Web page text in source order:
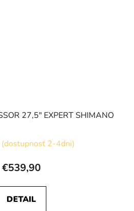
27,5" EXPERT SHIMANO
(dostupnosť 2-4dni)
€539,90
DETAIL